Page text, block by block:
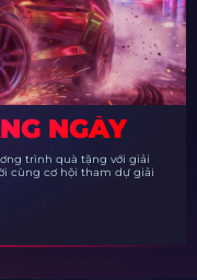
NGÀY
trình quà tặng với giải
cùng cơ hội tham dự giải